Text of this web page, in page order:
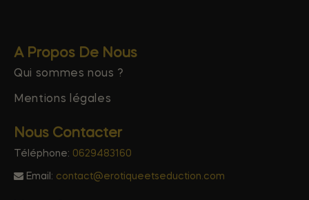
A Propos De Nous
Qui sommes nous ?
Mentions légales
Nous Contacter
Téléphone: 0629483160
Email: contact@erotiqueetseduction.com